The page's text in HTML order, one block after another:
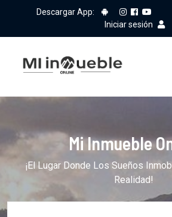
Descargar App:
Iniciar sesión
Mi Inmueble
¡El Lugar Donde Los Sueños
Realidad!